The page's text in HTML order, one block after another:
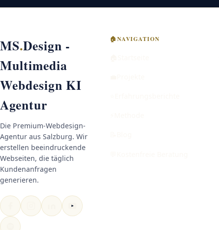
MS.Design -
Multimedia
Webdesign KI
Agentur
Die Premium-Webdesign-
Agentur aus Salzburg. Wir
erstellen beeindruckende
Webseiten, die täglich
Kundenanfragen
generieren.
🏠NAVIGATION